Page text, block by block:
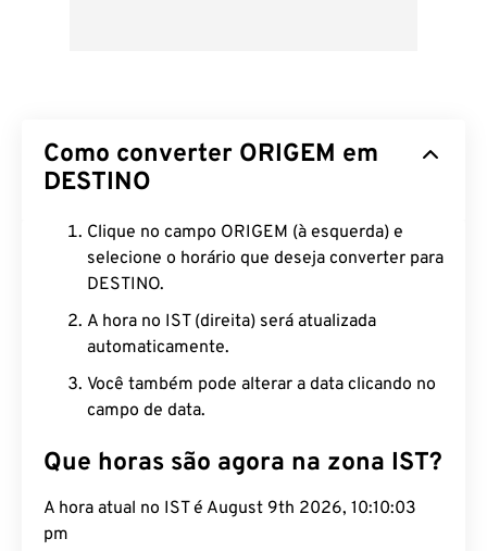
Como converter ORIGEM em
DESTINO
Clique no campo ORIGEM (à esquerda) e
selecione o horário que deseja converter para
DESTINO.
A hora no IST (direita) será atualizada
automaticamente.
Você também pode alterar a data clicando no
campo de data.
Que horas são agora na zona IST?
A hora atual no IST é August 9th 2026, 10:10:04
pm